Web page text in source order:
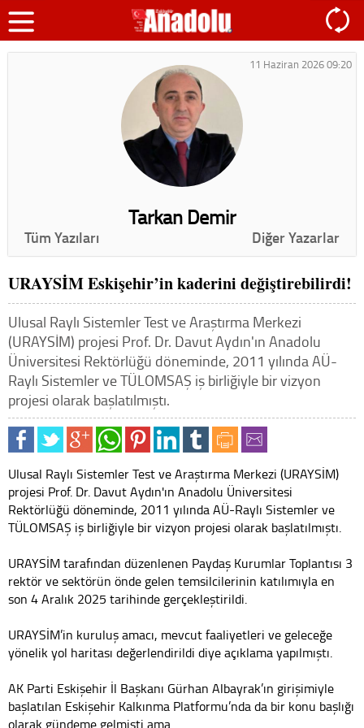
11 Haziran 2026 09:20
Tarkan Demir
Tüm Yazıları Diğer Yazarlar
URAYSİM Eskişehir’in kaderini değiştirebilirdi!
Ulusal Raylı Sistemler Test ve Araştırma Merkezi
(URAYSİM) projesi Prof. Dr. Davut Aydın'ın Anadolu
Üniversitesi Rektörlüğü döneminde, 2011 yılında AÜ-
Raylı Sistemler ve TÜLOMSAŞ iş birliğiyle bir vizyon
projesi olarak başlatılmıştı.
Ulusal Raylı Sistemler Test ve Araştırma Merkezi (URAYSİM)
projesi Prof. Dr. Davut Aydın'ın Anadolu Üniversitesi
Rektörlüğü döneminde, 2011 yılında AÜ-Raylı Sistemler ve
TÜLOMSAŞ iş birliğiyle bir vizyon projesi olarak başlatılmıştı.
URAYSİM tarafından düzenlenen Paydaş Kurumlar Toplantısı 3
rektör ve sektörün önde gelen temsilcilerinin katılımıyla en
son 4 Aralık 2025 tarihinde gerçekleştirildi.
URAYSİM’in kuruluş amacı, mevcut faaliyetleri ve geleceğe
yönelik yol haritası değerlendirildi diye açıklama yapılmıştı.
AK Parti Eskişehir İl Başkanı Gürhan Albayrak’ın girişimiyle
başlatılan Eskişehir Kalkınma Platformu’nda da bir konu başlığı
olarak gündeme gelmişti ama…